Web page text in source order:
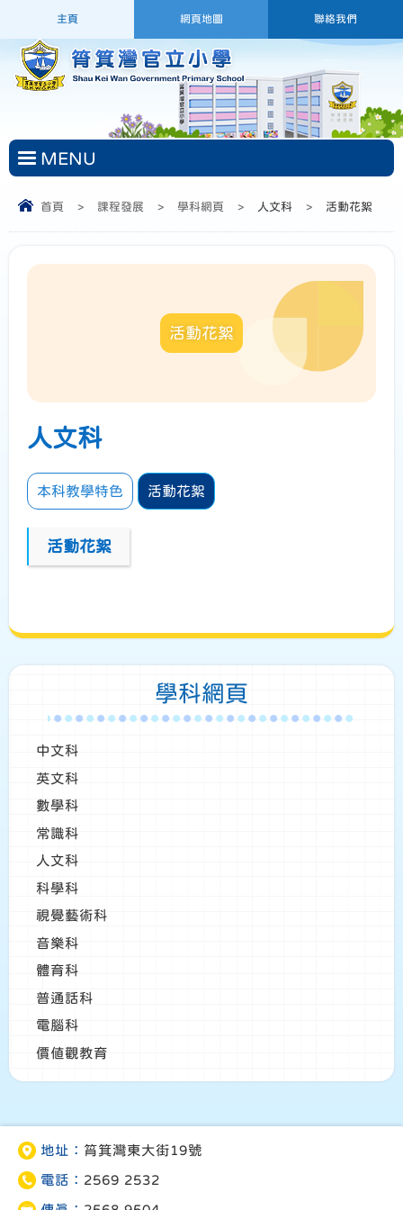
主頁 網頁地圖 聯絡我們
MENU
首頁 > 課程發展 > 學科網頁 > 人文科 > 活動花絮
活動花絮
人文科
本科教學特色 活動花絮
活動花絮
學科網頁
中文科
英文科
數學科
常識科
人文科
科學科
視覺藝術科
音樂科
體育科
普通話科
電腦科
價值觀教育
地址： 筲箕灣東大街19號
電話： 2569 2532